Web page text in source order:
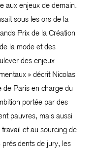
aux enjeux de demain.
sous les ors de la
Prix de la Création
la mode et des
des enjeux
» décrit Nicolas
de Paris en charge du
portée par des
pauvres, mais aussi
et au sourcing de
de jury, les